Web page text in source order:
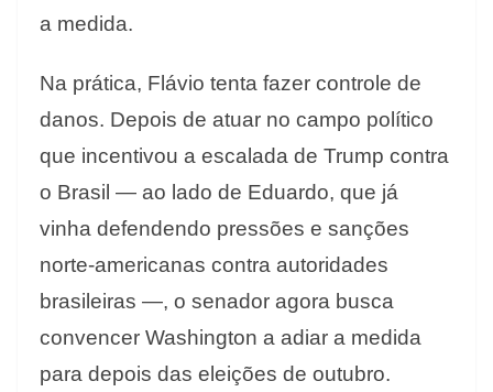
a medida.
Na prática, Flávio tenta fazer controle de
danos. Depois de atuar no campo político
que incentivou a escalada de Trump contra
o Brasil — ao lado de Eduardo, que já
vinha defendendo pressões e sanções
norte-americanas contra autoridades
brasileiras —, o senador agora busca
convencer Washington a adiar a medida
para depois das eleições de outubro.